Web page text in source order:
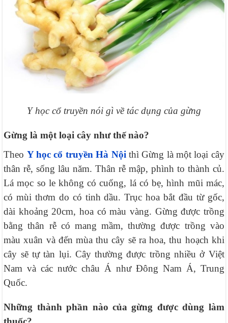
Y học cổ truyền nói gì về tác dụng của gừng
Gừng là một loại cây như thế nào?
Theo Y học cổ truyền Hà Nộithì Gừng là một loại cây
thân rễ, sống lâu năm. Thân rễ mập, phình to thành củ.
Lá mọc so le không có cuống, lá có bẹ, hình mũi mác,
có mùi thơm do có tinh dầu. Trục hoa bắt đầu từ gốc,
dài khoảng 20cm, hoa có màu vàng. Gừng được trồng
bằng thân rễ có mang mầm, thường được trồng vào
màu xuân và đến mùa thu cây sẽ ra hoa, thu hoạch khi
cây sẽ tự tàn lụi. Cây thường được trồng nhiều ở Việt
Nam và các nước châu Á như Đông Nam Á, Trung
Quốc.
Những thành phần nào của gừng được dùng làm